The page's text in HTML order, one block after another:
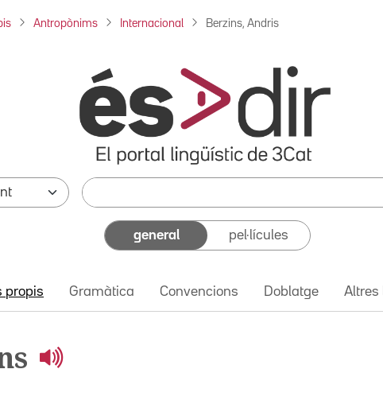
Antropònims Internacional Berzins, Andris
general pel·lícules
propis Gramàtica Convencions Doblatge Altres